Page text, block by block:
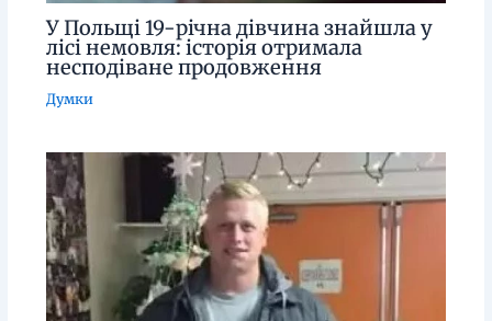
У Польщі 19-річна дівчина знайшла у
лісі немовля: історія отримала
несподіване продовження
Думки